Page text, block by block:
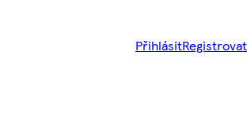
PřihlásitRegistrovat